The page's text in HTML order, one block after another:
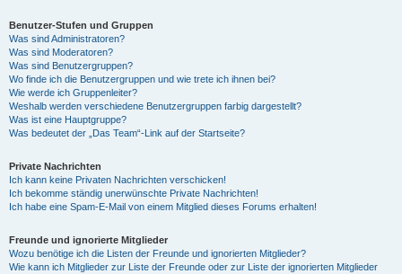
Benutzer-Stufen und Gruppen
Was sind Administratoren?
Was sind Moderatoren?
Was sind Benutzergruppen?
Wo finde ich die Benutzergruppen und wie trete ich ihnen bei?
Wie werde ich Gruppenleiter?
Weshalb werden verschiedene Benutzergruppen farbig dargestellt?
Was ist eine Hauptgruppe?
Was bedeutet der „Das Team“-Link auf der Startseite?
Private Nachrichten
Ich kann keine Privaten Nachrichten verschicken!
Ich bekomme ständig unerwünschte Private Nachrichten!
Ich habe eine Spam-E-Mail von einem Mitglied dieses Forums erhalten!
Freunde und ignorierte Mitglieder
Wozu benötige ich die Listen der Freunde und ignorierten Mitglieder?
Wie kann ich Mitglieder zur Liste der Freunde oder zur Liste der ignorierten Mitglieder